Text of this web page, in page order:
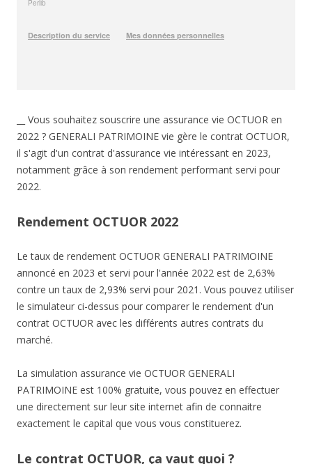
__ Vous souhaitez souscrire une assurance vie OCTUOR en
2022 ? GENERALI PATRIMOINE vie gère le contrat OCTUOR,
il s'agit d'un contrat d'assurance vie intéressant en 2023,
notamment grâce à son rendement performant servi pour
2022.
Rendement OCTUOR 2022
Le taux de rendement OCTUOR GENERALI PATRIMOINE
annoncé en 2023 et servi pour l'année 2022 est de 2,63%
contre un taux de 2,93% servi pour 2021. Vous pouvez utiliser
le simulateur ci-dessus pour comparer le rendement d'un
contrat OCTUOR avec les différents autres contrats du
marché.
La simulation assurance vie OCTUOR GENERALI
PATRIMOINE est 100% gratuite, vous pouvez en effectuer
une directement sur leur site internet afin de connaitre
exactement le capital que vous vous constituerez.
Le contrat OCTUOR, ça vaut quoi ?